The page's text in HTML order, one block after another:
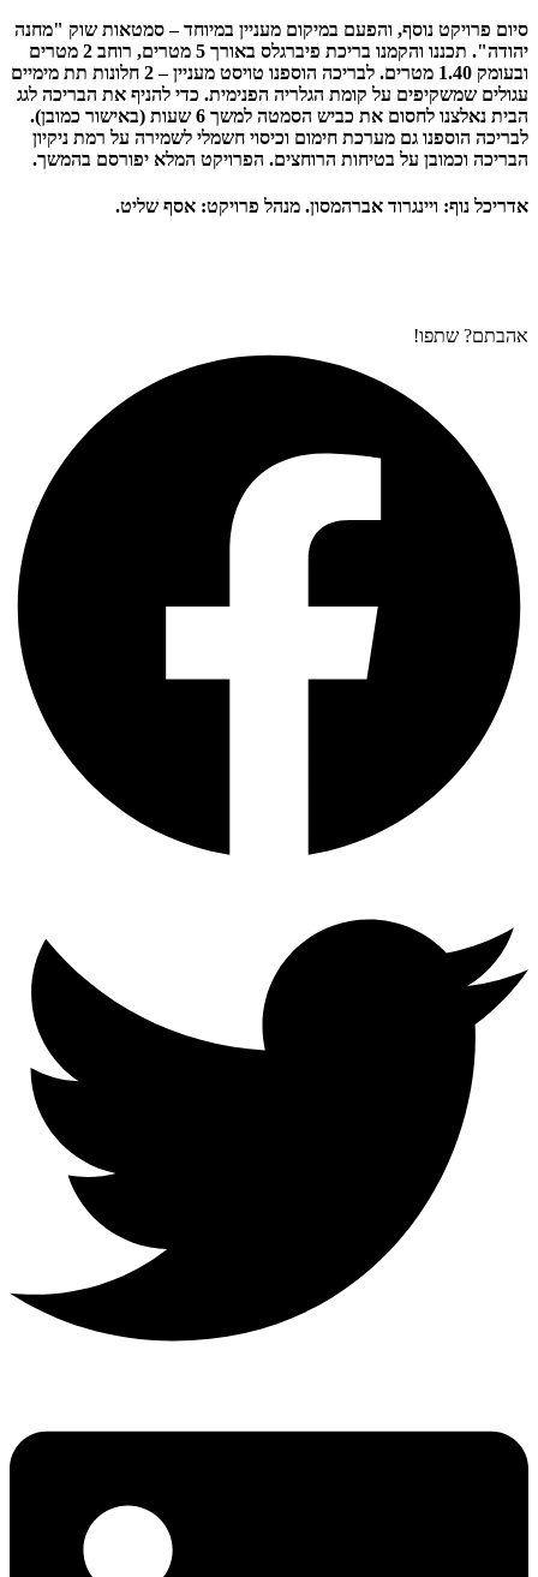
סיום פרויקט נוסף, והפעם במיקום מעניין במיוחד – סמטאות שוק "מחנה
יהודה". תכננו והקמנו בריכת פיברגלס באורך 5 מטרים, רוחב 2 מטרים
ובעומק 1.40 מטרים. לבריכה הוספנו טויסט מעניין – 2 חלונות תת מימיים
עגולים שמשקיפים על קומת הגלריה הפנימית. כדי להניף את הבריכה לגג
הבית נאלצנו לחסום את כביש הסמטה למשך 6 שעות (באישור כמובן).
לבריכה הוספנו גם מערכת חימום וכיסוי חשמלי לשמירה על רמת ניקיון
הבריכה וכמובן על בטיחות הרוחצים. הפרויקט המלא יפורסם בהמשך.
אדריכל נוף: ויינגרוד אברהמסון. מנהל פרויקט: אסף שליט.
אהבתם? שתפו!